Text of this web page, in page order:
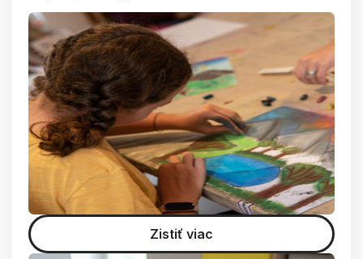
Zistiť viac